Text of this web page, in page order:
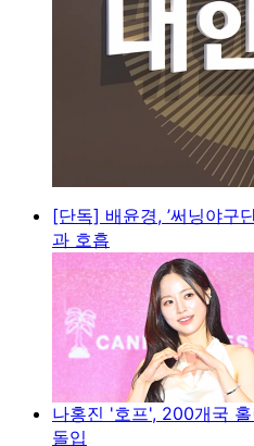
[단독] 배윤경, ’써닝야구
과 호흡
나홍진 '호프', 200개국
돌입